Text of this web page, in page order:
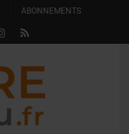
ABONNEMENTS